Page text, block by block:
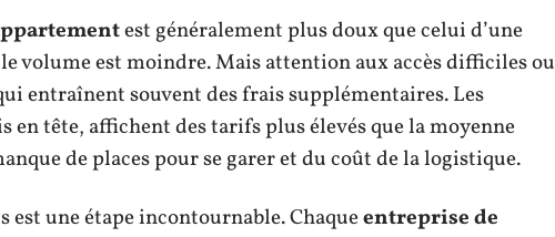
est généralement plus doux que celui d’une
volume est moindre. Mais attention aux accès difficiles ou
qui entraînent souvent des frais supplémentaires. Les
en tête, affichent des tarifs plus élevés que la moyenne
de places pour se garer et du coût de la logistique.
est une étape incontournable. Chaqueentreprise de